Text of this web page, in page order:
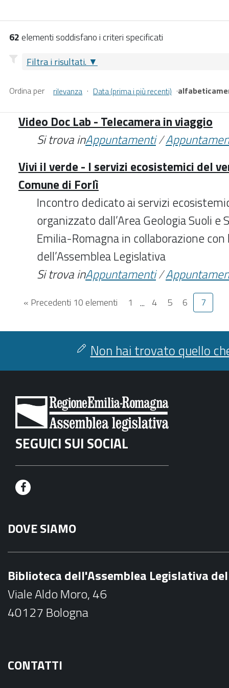
62elementi soddisfano i criteri specificati
Filtra i risultati.
Ordina per rilevanza · Data (prima i più recenti) ·
Video Doc Lab - Telecamera in viaggio
Si trova inAppuntamenti/
Vivi il verde - I servizi ecosistemici del
Comune di Forlì
Incontro dedicato ai servizi
organizzato dall’Area Geologia Suoli e
Emilia-Romagna in collaborazione
dell’Assemblea Legislativa
Si trova inAppuntamenti/
« Precedenti 10 elementi 1 ... 4 5 6 7
Non hai trovato quello
SEGUICI SUI SOCIAL
F
c
e
o
k
DOVE SIAMO
Biblioteca dell'Assemblea Legislativa
Viale Aldo Moro, 46
40127 Bologna
CONTATTI